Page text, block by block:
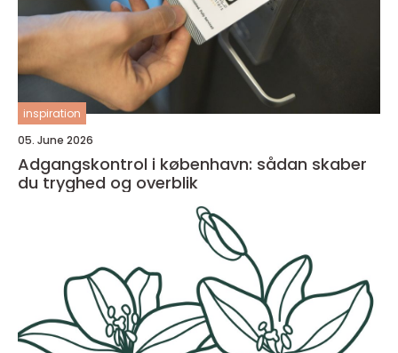
inspiration
05. June 2026
Adgangskontrol i københavn: sådan skaber
du tryghed og overblik